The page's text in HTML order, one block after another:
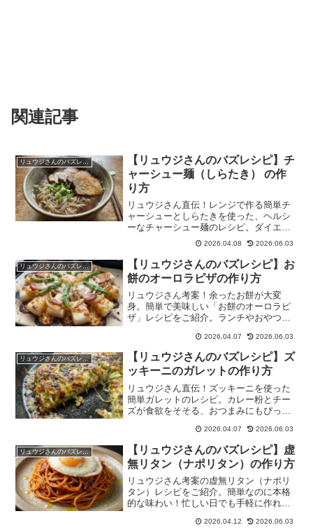
関連記事
【リュウジさんのバズレシピ】チ
ャーシュー麺（しらたき） の作
り方
リュウジさん直伝！レンジで作る簡単チ
ャーシューとしらたきを使った、ヘルシ
ーなチャーシュー麺のレシピ。ダイエッ
ト中でも罪悪感なく楽しめる一杯です。
2026.04.08 2026.06.03
リュウジさんのバズレシピ
【リュウジさんのバズレシピ】お
餅のオーロラピザの作り方
リュウジさん考案！余ったお餅が大変
身。簡単で美味しい「お餅のオーロラピ
ザ」レシピをご紹介。ランチやおやつに
2026.04.07 2026.06.03
リュウジさんのバズレシピ
【リュウジさんのバズレシピ】ズ
ッキーニのガレットの作り方
リュウジさん直伝！ズッキーニを使った
簡単ガレットのレシピ。カレー粉とチー
ズが食欲をそそる、おつまみにもぴった
2026.04.07 2026.06.03
リュウジさんのバズレシピ
【リュウジさんのバズレシピ】虚
無リタン（ナポリタン）の作り方
リュウジさん考案の虚無リタン（ナポリ
タン）レシピをご紹介。簡単なのに本格
的な味わい！忙しい日でも手軽に作れる
2026.04.12 2026.06.03